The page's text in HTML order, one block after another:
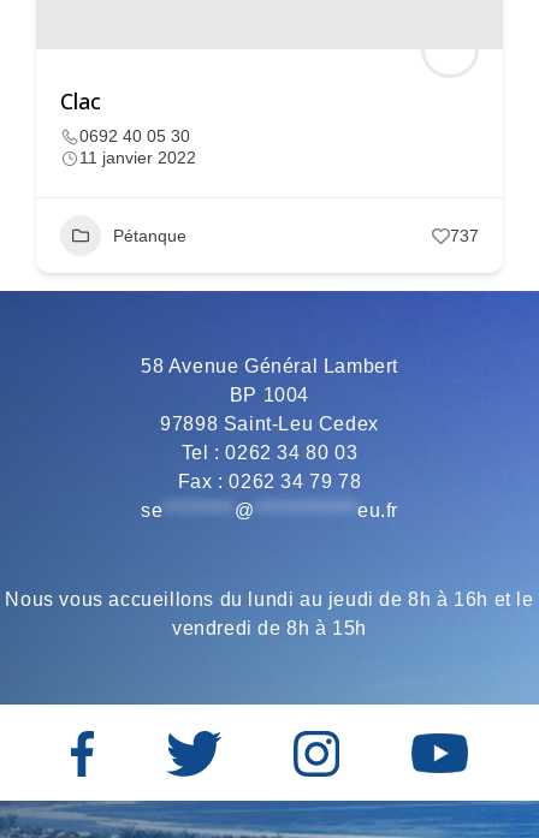
Clac
0692 40 05 30
11 janvier 2022
Pétanque 737
58 Avenue Général Lambert
BP 1004
97898 Saint-Leu Cedex
Tel : 0262 34 80 03
Fax : 0262 34 79 78
se
@ *************eu.fr
Nous vous accueillons du lundi au jeudi de 8h à 16h et le
vendredi de 8h à 15h